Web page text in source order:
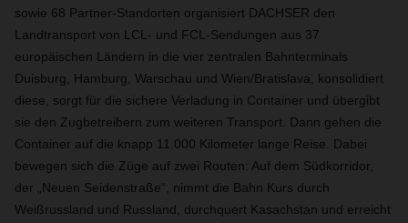
sowie 68 Partner-Standorten organisiert DACHSER den
Landtransport von LCL- und FCL-Sendungen aus 37
europäischen Ländern in die vier zentralen Bahnterminals
Duisburg, Hamburg, Warschau und Wien/Bratislava, konsolidiert
diese, sorgt für die sichere Verladung in Container und übergibt
sie den Zugbetreibern zum weiteren Transport. Dann gehen die
Container auf die knapp 11.000 Kilometer lange Reise. Dabei
bewegen sich die Züge auf zwei Routen: Auf dem Südkorridor,
der „Neuen Seidenstraße“, nimmt die Bahn Kurs durch
Weißrussland und Russland, durchquert Kasachstan und erreicht